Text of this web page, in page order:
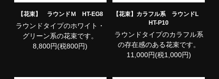
【花束】 ラウンドＭ HT-EG8
ラウンドタイプのホワイト・
グリーン系の花束です。
8,800円(税800円)
【花束】カラフル系 ラウンドL
HT-P10
ラウンドタイプのカラフル系
の存在感のある花束です。
11,000円(税1,000円)